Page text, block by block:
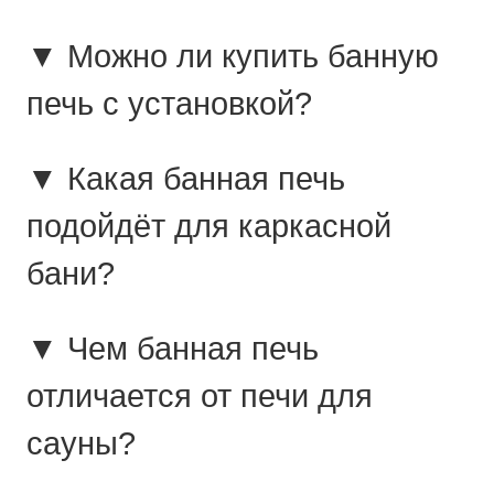
▼ Можно ли купить банную
печь с установкой?
▼ Какая банная печь
подойдёт для каркасной
бани?
▼ Чем банная печь
отличается от печи для
сауны?